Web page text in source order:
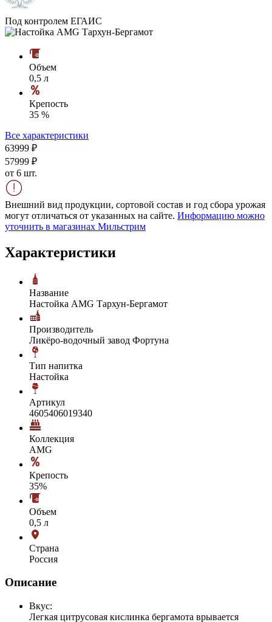
Под контролем ЕГАИС
Объем
0,5 л
Крепость
35 %
Все характеристики
63999 ₽
57999 ₽
от 6 шт.
Внешний вид продукции, сортовой состав и год сбора урожая
могут отличаться от указанных на сайте. Информацию можно
уточнить в магазинах Мильстрим
Характеристики
Название
Настойка AMG Тархун-Бергамот
Производитель
Ликёро-водочный завод Фортуна
Тип напитка
Настойка
Артикул
4605406019340
Коллекция
AMG
Крепость
35%
Объем
0,5 л
Страна
Россия
Описание
Вкус:
Легкая цитрусовая кислинка бергамота врывается